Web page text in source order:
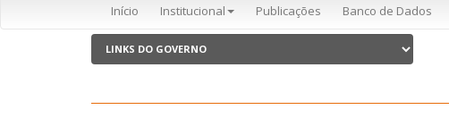
Início Institucional Publicações Banco de Dados